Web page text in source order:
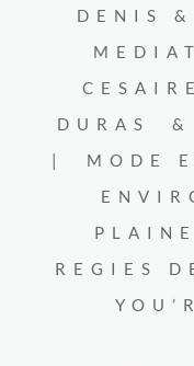
DENIS
DURAS
| MODE
REGIES